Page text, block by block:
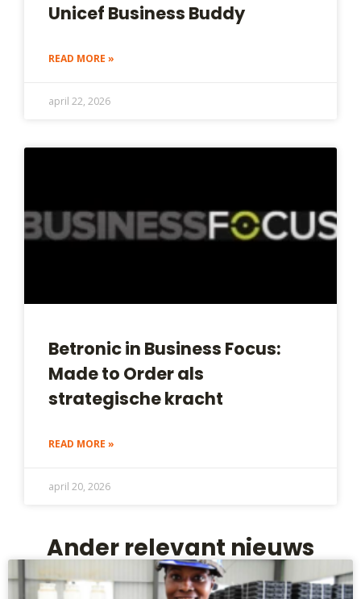
Unicef Business Buddy
READ MORE »
april 22, 2026
Betronic in Business Focus:
Made to Order als
strategische kracht
READ MORE »
april 20, 2026
Ander relevant nieuws